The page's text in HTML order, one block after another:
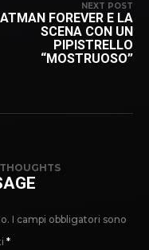
NEXT POST
FOREVER E LA
SCENA CON UN
PIPISTRELLO
“MOSTRUOSO”
I campi obbligatori sono
*